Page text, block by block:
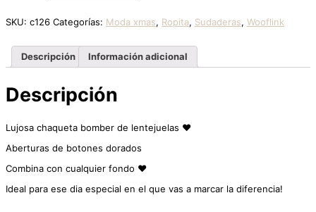
cantidad
SKU: c126 Categorías: Moda xmas, Ropita, Sudaderas, Wooflink
Descripción Información adicional
Descripción
Lujosa chaqueta bomber de lentejuelas ♥
Aberturas de botones dorados
Combina con cualquier fondo ♥
Ideal para ese dia especial en el que vas a marcar la diferencia!